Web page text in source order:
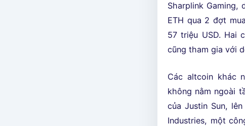
Sharplink Gaming,
ETH qua 2 đợt
57 triệu USD. Hai
cũng tham gia với
Các altcoin khác
không nằm ngoài
của Justin Sun,
Industries, một